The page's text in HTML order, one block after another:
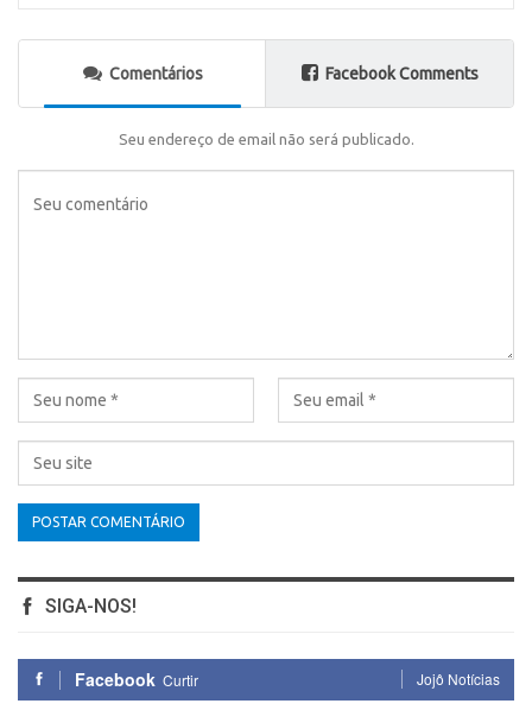
Comentários Facebook Comments
Seu endereço de email não será publicado.
SIGA-NOS!
Facebook Curtir Jojô Notícias